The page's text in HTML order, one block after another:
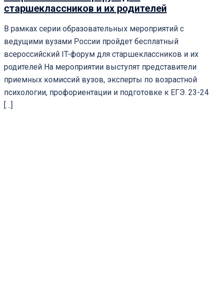
старшеклассников и их родителей
В рамках серии образовательных мероприятий с
ведущими вузами России пройдет бесплатный
всероссийский IT-форум для старшеклассников и их
родителей На мероприятии выступят представители
приемных комиссий вузов, эксперты по возрастной
психологии, профориентации и подготовке к ЕГЭ. 23-24
[…]